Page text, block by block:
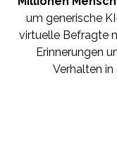
um generische
virtuelle Befragte
Erinnerungen
Verhalten